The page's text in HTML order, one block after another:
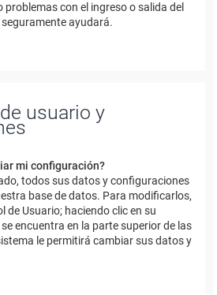
con el ingreso o salida del
ayudará.
usuario y
mi configuración?
todos sus datos y configuraciones
base de datos. Para modificarlos,
de Usuario; haciendo clic en su
encuentra en la parte superior de las
le permitirá cambiar sus datos y